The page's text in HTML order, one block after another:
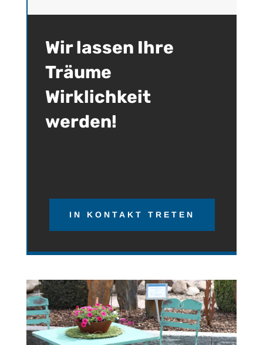
Wir lassen Ihre
Träume
Wirklichkeit
werden!
IN KONTAKT TRETEN